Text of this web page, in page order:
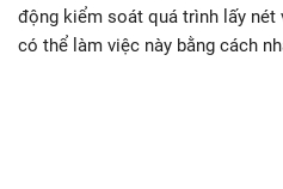
động kiểm soát quá trình lấy nét
có thể làm việc này bằng cách